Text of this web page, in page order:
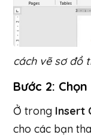
cách vẽ sơ đồ
Bước 2:
Ở trong Insert
cho các bạn